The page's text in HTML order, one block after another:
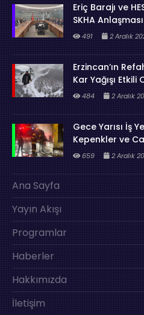
Eriç Barajı ve
SKHA
491 2 Aralık
Erzincan’ın
Kar Yağışı Etkili
484 2 Aralık
Gece Yarısı İş
Kepenkler ve
659 2 Aralık
Ana Sayfa
Yayın Akışı
Programlar
Haberler
Hakkımızda
İletişim